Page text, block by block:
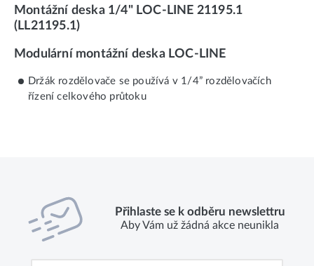
Montážní deska 1/4" LOC-LINE 21195.1
(LL21195.1)
Modulární montážní deska LOC-LINE
Držák rozdělovače se používá v 1/4” rozdělovačích
řízení celkového průtoku
Přihlaste se k odběru newslettru
Aby Vám už žádná akce neunikla